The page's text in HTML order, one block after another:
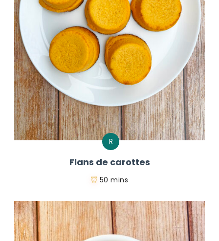
R
Flans de carottes
50 mins